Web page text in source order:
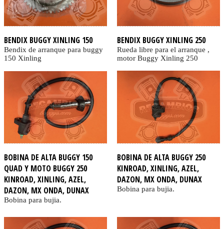
BENDIX BUGGY XINLING 150
Bendix de arranque para buggy
150 Xinling
BENDIX BUGGY XINLING 250
Rueda libre para el arranque ,
motor Buggy Xinling 250
BOBINA DE ALTA BUGGY 150
QUAD Y MOTO BUGGY 250
KINROAD, XINLING, AZEL,
DAZON, MX ONDA, DUNAX
Bobina para bujia.
BOBINA DE ALTA BUGGY 250
KINROAD, XINLING, AZEL,
DAZON, MX ONDA, DUNAX
Bobina para bujia.